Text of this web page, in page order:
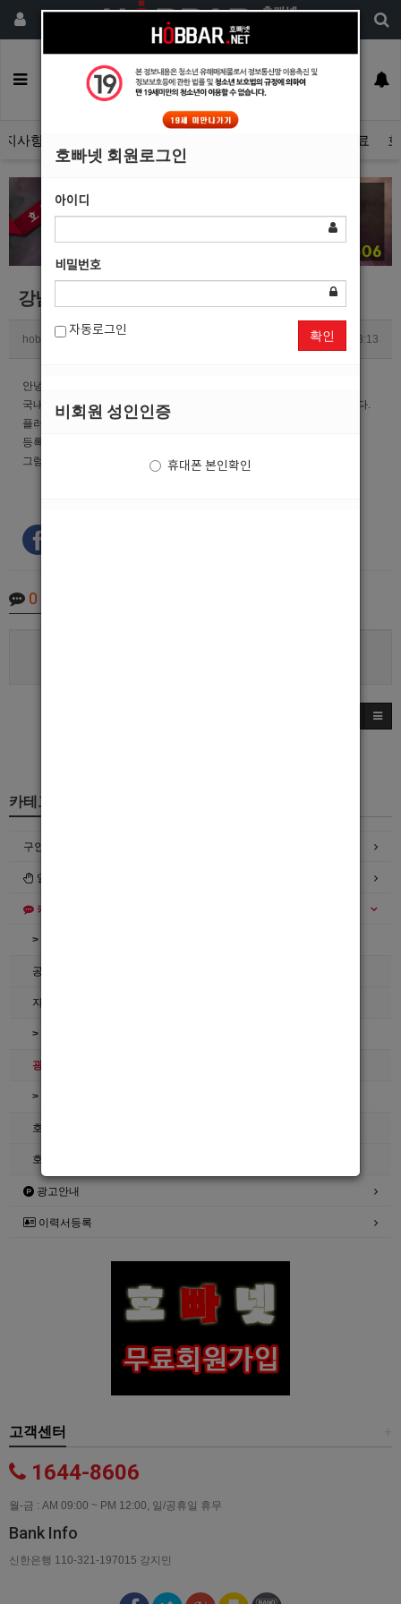
광고안내 이력서등록
지사항 호빠넷 광고자료
강남호빠 플러스배너광고 관련문의드립니다.
hobbar_net 2017.05.17 13:13
안녕하세요
국내최대 남자도우미(호빠,호스트바) 구인구직 전문사이트 호빠넷 입니다.
플러스 배너광고는 예약제로 운영이 되며 배너가 다 차있을경우에는
등록이 불가 합니다.
그럼 즐거운 하루 되세요.
0
카테고리
구인정보
일자리구해요
커뮤니티
> 공지사항
공지사항
자유게시판
> 호빠넷 이용문의
광고관리문의수정
> 호빠넷 자료
호빠넷 광고자료
호빠넷 문구
광고안내
이력서등록
고객센터
1644-8606
월-금 : AM 09:00 ~ PM 12:00, 일/공휴일 휴무
Bank Info
신한은행 110-321-197015 강지민
호빠넷 회원로그인
아이디
비밀번호
자동로그인 확인
비회원 성인인증
휴대폰 본인확인